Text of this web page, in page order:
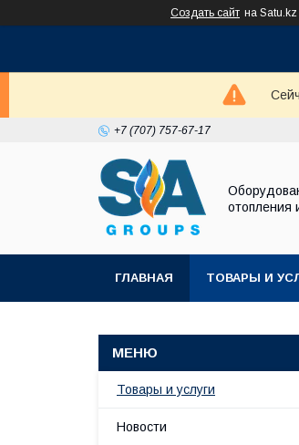
Создать сайт на Satu.kz
+7 (707) 757-67-17
отопления
ГЛАВНАЯ ТОВАРЫ И
Товары и услуги
Новости